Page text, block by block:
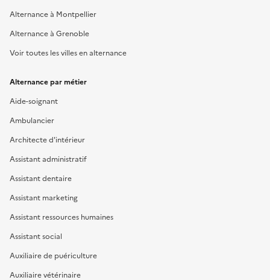
Alternance à Montpellier
Alternance à Grenoble
Voir toutes les villes en alternance
Alternance par métier
Aide-soignant
Ambulancier
Architecte d'intérieur
Assistant administratif
Assistant dentaire
Assistant marketing
Assistant ressources humaines
Assistant social
Auxiliaire de puériculture
Auxiliaire vétérinaire